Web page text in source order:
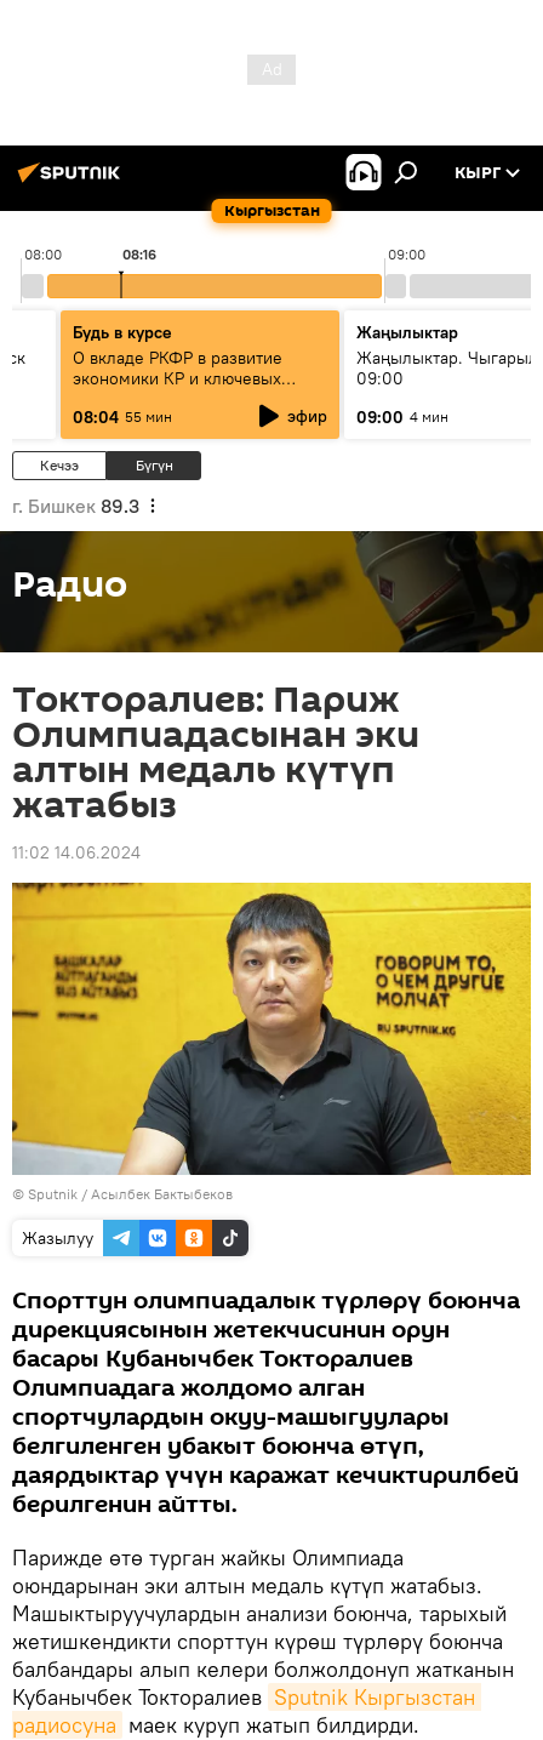
Кыргызстан
КЫРГ
08:00 09:00
08:16
Будь в курсе
О вкладе РКФР в развитие
экономики КР и ключевых
08:04 55 мин эфир
Жаңылыктар
Жаңылыктар.
09:00
09:00 4 мин
Кечээ Бүгүн
г. Бишкек 89.3
Радио
Токторалиев: Париж
Олимпиадасынан эки
алтын медаль күтүп
жатабыз
11:02 14.06.2024
© Sputnik / Асылбек Бактыбеков
Жазылуу
Спорттун олимпиадалык түрлөрү боюнча
дирекциясынын жетекчисинин орун
басары Кубанычбек Токторалиев
Олимпиадага жолдомо алган
спортчулардын окуу-машыгуулары
белгиленген убакыт боюнча өтүп,
даярдыктар үчүн каражат кечиктирилбей
берилгенин айтты.
Парижде өтө турган жайкы Олимпиада
оюндарынан эки алтын медаль күтүп жатабыз.
Машыктыруучулардын анализи боюнча, тарыхый
жетишкендикти спорттун күрөш түрлөрү боюнча
балбандары алып келери болжолдонуп жатканын
Кубанычбек Токторалиев Sputnik Кыргызстан
радиосуна маек куруп жатып билдирди.